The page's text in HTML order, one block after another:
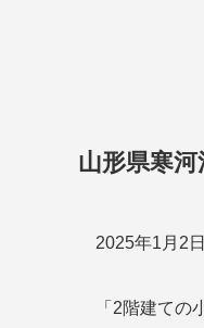
山形県寒河
2025年1月2
「2階建て